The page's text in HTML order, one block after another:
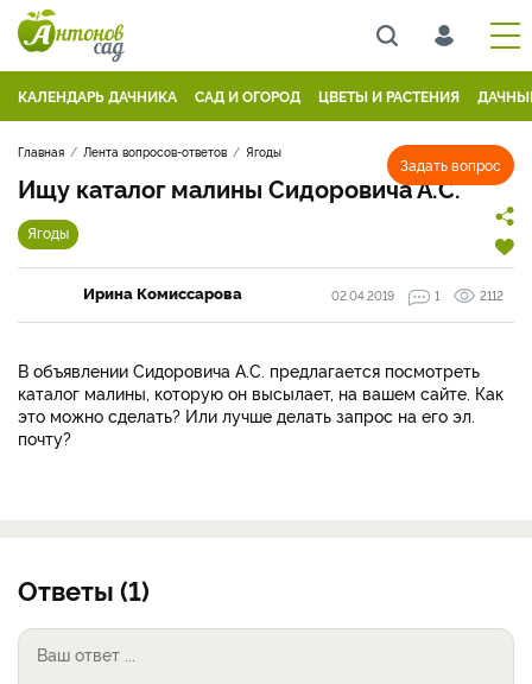
КАЛЕНДАРЬ ДАЧНИКА САД И ОГОРОД ЦВЕТЫ И РАСТЕНИЯ
Задать вопрос
Главная Лента вопросов-ответов Ягоды
Ищу каталог малины Сидоровича А.С.
Ягоды
Ирина Комиссарова 02.04.2019 1 2112
В объявлении Сидоровича А.С. предлагается посмотреть
каталог малины, которую он высылает, на вашем сайте. Как
это можно сделать? Или лучше делать запрос на его эл.
почту?
Ответы (1)